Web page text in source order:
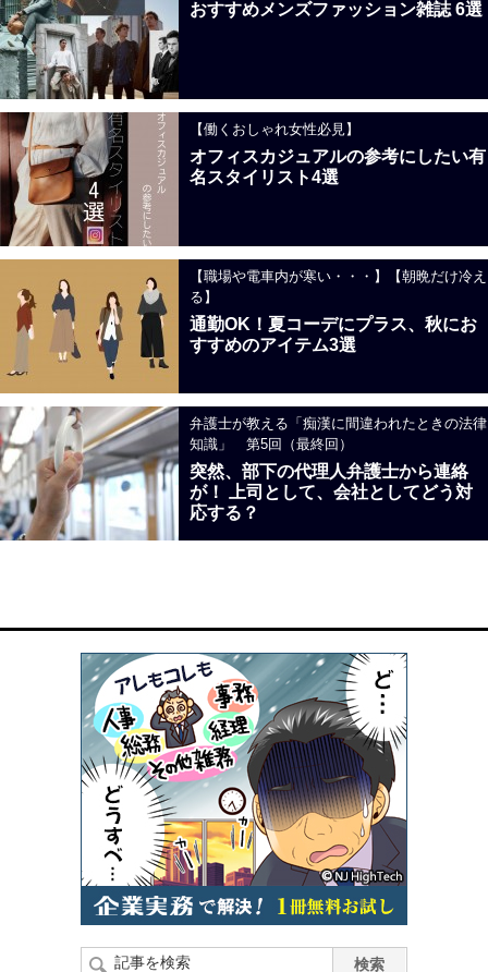
おすすめメンズファッション雑誌 6選
【働くおしゃれ女性必見】
オフィスカジュアルの参考にしたい有
名スタイリスト4選
【職場や電車内が寒い・・・】【朝晩だけ冷え
る】
通勤OK！夏コーデにプラス、秋にお
すすめのアイテム3選
弁護士が教える「痴漢に間違われたときの法律
知識」 第5回（最終回）
突然、部下の代理人弁護士から連絡
が！ 上司として、会社としてどう対
応する？